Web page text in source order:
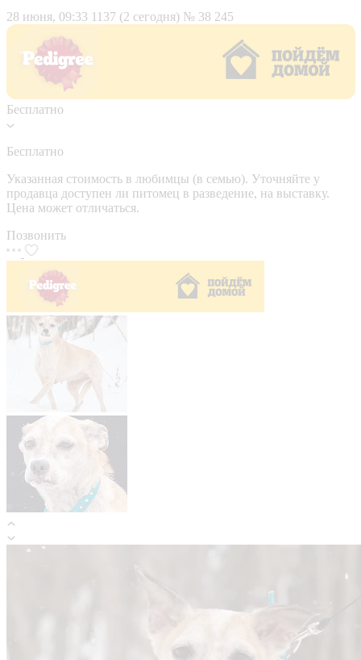
28 июня, 09:33 1137 (2 сегодня) № 38 245
Бесплатно
Бесплатно
Указанная стоимость в любимцы (в семью). Уточняйте у
продавца доступен ли питомец в разведение, на выставку.
Цена может отличаться.
Позвонить